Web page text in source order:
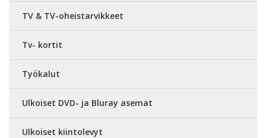
TV & TV-oheistarvikkeet
Tv- kortit
Työkalut
Ulkoiset DVD- ja Bluray asemat
Ulkoiset kiintolevyt